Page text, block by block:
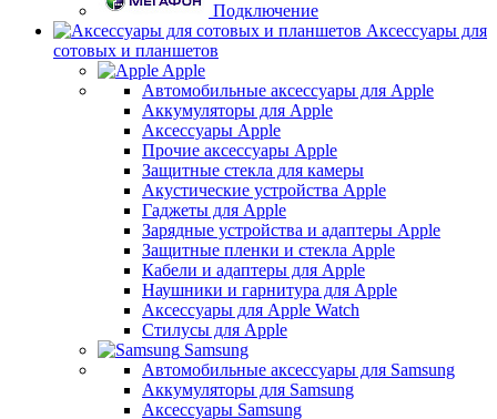
Подключение
Аксессуары для
сотовых и планшетов
Apple
Автомобильные аксессуары для Apple
Аккумуляторы для Apple
Аксессуары Apple
Прочие аксессуары Apple
Защитные стекла для камеры
Акустические устройства Apple
Гаджеты для Apple
Зарядные устройства и адаптеры Apple
Защитные пленки и стекла Apple
Кабели и адаптеры для Apple
Наушники и гарнитура для Apple
Аксессуары для Apple Watch
Стилусы для Apple
Samsung
Автомобильные аксессуары для Samsung
Аккумуляторы для Samsung
Аксессуары Samsung